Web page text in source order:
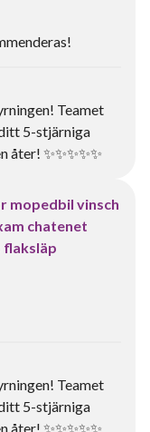
Teamet
5-stjärniga
✨✨✨✨✨
mopedbil vinsch
chatenet
flaksläp
Teamet
5-stjärniga
✨✨✨✨✨